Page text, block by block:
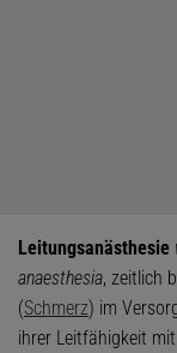
Leitungsanästhesie
anaesthesia, zeitlich
(Schmerz) im
ihrer Leitfähigkeit mit